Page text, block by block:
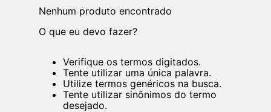
Nenhum produto encontrado
O que eu devo fazer?
Verifique os termos digitados.
Tente utilizar uma única palavra.
Utilize termos genéricos na busca.
Tente utilizar sinônimos do termo
desejado.